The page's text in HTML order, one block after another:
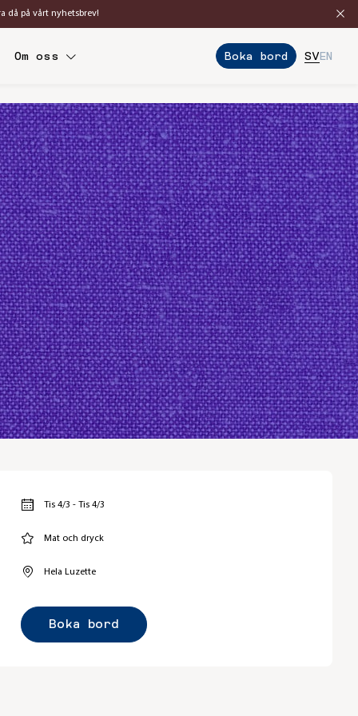
då på vårt nyhetsbrev!
Om oss Boka bord SVEN
Tis 4/3 - Tis 4/3
Mat och dryck
Hela Luzette
Boka bord